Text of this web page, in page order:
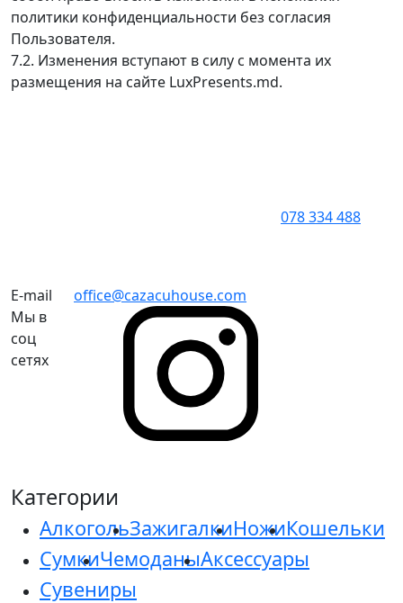
политики конфиденциальности без согласия
Пользователя.
7.2. Изменения вступают в силу с момента их
размещения на сайте LuxPresents.md.
078 334 488
E-mail
office@cazacuhouse.com
Мы в
соц
сетях
Категории
АлкогольЗажигалкиНожиКошельки
СумкиЧемоданыАксессуары
Сувениры